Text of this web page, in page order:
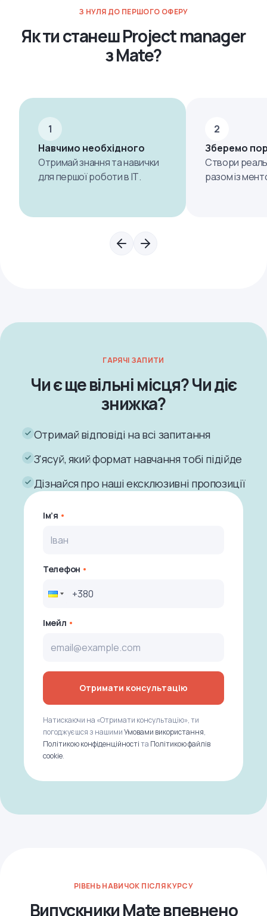
З НУЛЯ ДО ПЕРШОГО ОФЕРУ
Як ти станеш Project manager
з Mate?
1
Навчимо необхідного
Отримай знання та навички
для першої роботи в ІТ.
2
Зберемо
Створи
разом із
ГАРЯЧІ ЗАПИТИ
Чи є ще вільні місця? Чи діє
знижка?
Отримай відповіді на всі запитання
З'ясуй, який формат навчання тобі підійде
Дізнайся про наші ексклюзивні пропозиції
Ім’я
Телефон
Імейл
Отримати консультацію
Натискаючи на «Отримати консультацію», ти
погоджуєшся з нашимиУмовами використання,
Політикою конфіденційностіта Політикою файлів
cookie.
РІВЕНЬ НАВИЧОК ПІСЛЯ КУРСУ
Випускники Mate впевнено